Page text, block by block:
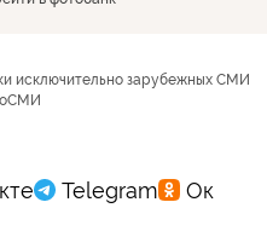
исключительно зарубежных СМИ